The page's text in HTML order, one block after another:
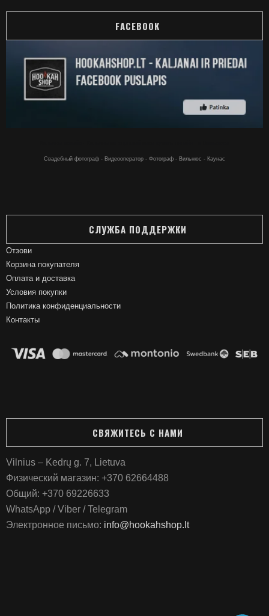
FACEBOOK
Свадебный фотограф - Видеооператор - Фотограф - Вильнюс - Каунас
СЛУЖБА ПОДДЕРЖКИ
Отзови
Корзина покупателя
Оплата и доставка
Условия покупки
Политика конфиденциальности
Контакты
СВЯЖИТЕСЬ С НАМИ
Vilnius – Kedrų g. 7, Lietuva
Физический магазин: +370 62664488
Общий: +370 69226633
WhatsApp / Viber / Telegram
Электронное письмо: info@hookahshop.lt